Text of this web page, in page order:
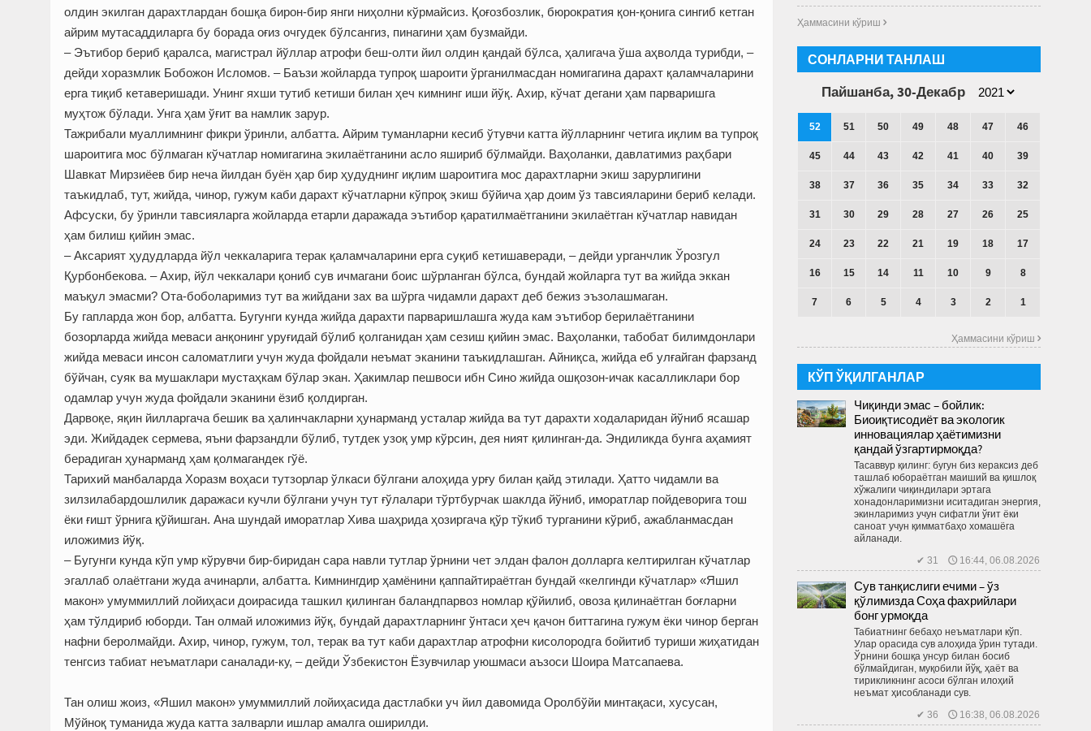
олдин экилган дарахтлардан бошқа бирон-бир янги ниҳолни кўрмайсиз. Қоғозбозлик, бюрократия қон-қонига сингиб кетган
айрим мутасаддиларга бу борада оғиз очгудек бўлсангиз, пинагини ҳам бузмайди.
– Эътибор бериб қаралса, магистрал йўллар атрофи беш-олти йил олдин қандай бўлса, ҳалигача ўша аҳволда турибди, –
дейди хоразмлик Бобожон Исломов. – Баъзи жойларда тупроқ шароити ўрганилмасдан номигагина дарахт қаламчаларини
ерга тиқиб кетаверишади. Унинг яхши тутиб кетиши билан ҳеч кимнинг иши йўқ. Ахир, кўчат дегани ҳам парваришга
муҳтож бўлади. Унга ҳам ўғит ва намлик зарур.
Тажрибали муаллимнинг фикри ўринли, албатта. Айрим туманларни кесиб ўтувчи катта йўлларнинг четига иқлим ва тупроқ
шароитига мос бўлмаган кўчатлар номигагина экилаётганини асло яшириб бўлмайди. Ваҳоланки, давлатимиз раҳбари
Шавкат Мирзиёев бир неча йилдан буён ҳар бир ҳудуднинг иқлим шароитига мос дарахтларни экиш зарурлигини
таъкидлаб, тут, жийда, чинор, гужум каби дарахт кўчатларни кўпроқ экиш бўйича ҳар доим ўз тавсияларини бериб келади.
Афсуски, бу ўринли тавсияларга жойларда етарли даражада эътибор қаратилмаётганини экилаётган кўчатлар навидан
ҳам билиш қийин эмас.
– Аксарият ҳудудларда йўл чеккаларига терак қаламчаларини ерга суқиб кетишаверади, – дейди урганчлик Ўрозгул
Қурбонбекова. – Ахир, йўл чеккалари қониб сув ичмагани боис шўрланган бўлса, бундай жойларга тут ва жийда эккан
маъқул эмасми? Ота-боболаримиз тут ва жийдани зах ва шўрга чидамли дарахт деб бежиз эъзолашмаган.
Бу гапларда жон бор, албатта. Бугунги кунда жийда дарахти парваришлашга жуда кам эътибор берилаётганини
бозорларда жийда меваси анқонинг уруғидай бўлиб қолганидан ҳам сезиш қийин эмас. Ваҳоланки, табобат билимдонлари
жийда меваси инсон саломатлиги учун жуда фойдали неъмат эканини таъкид­лашган. Айниқса, жийда еб улғайган фарзанд
бўйчан, суяк ва мушаклари мустаҳкам бўлар экан. Ҳакимлар пешвоси ибн Сино жийда ошқозон-ичак касалликлари бор
одамлар учун жуда фойдали эканини ёзиб қолдирган.
Дарвоқе, яқин йилларгача бешик ва ҳалинчакларни ҳунарманд усталар жийда ва тут дарахти ходаларидан йўниб ясашар
эди. Жийдадек сермева, яъни фарзандли бўлиб, тутдек узоқ умр кўрсин, дея ният қилинган-да. Эндиликда бунга аҳамият
берадиган ҳунарманд ҳам қолмагандек гўё.
Тарихий манбаларда Хоразм воҳаси тутзорлар ўлкаси бўлгани алоҳида урғу билан қайд этилади. Ҳатто чидамли ва
зилзилабардошлилик даражаси кучли бўлгани учун тут ғўлалари тўртбурчак шаклда йўниб, иморатлар пойдеворига тош
ёки ғишт ўрнига қўйишган. Ана шундай иморатлар Хива шаҳрида ҳозиргача қўр тўкиб турганини кўриб, ажабланмасдан
иложимиз йўқ.
– Бугунги кунда кўп умр кўрувчи бир-биридан сара навли тутлар ўрнини чет элдан фалон долларга келтирилган кўчатлар
эгаллаб олаётгани жуда ачинарли, албатта. Кимнингдир ҳамёнини қаппайтираётган бундай «келгинди кўчатлар» «Яшил
макон» умуммиллий лойиҳаси доирасида ташкил қилинган баландпарвоз номлар қўйилиб, овоза қилинаётган боғларни
ҳам тўлдириб юборди. Тан олмай иложимиз йўқ, бундай дарахтларнинг ўнтаси ҳеч қачон биттагина гужум ёки чинор берган
нафни беролмайди. Ахир, чинор, гужум, тол, терак ва тут каби дарахтлар атрофни кисолородга бойитиб туриши жиҳатидан
тенгсиз табиат неъматлари саналади-ку, – дейди Ўзбекистон Ёзувчилар уюшмаси аъзоси Шоира Матсапаева.
Тан олиш жоиз, «Яшил макон» умуммиллий лойиҳасида дастлабки уч йил давомида Оролбўйи минтақаси, хусусан,
Мўйноқ туманида жуда катта залварли ишлар амалга оширилди.
Ҳаммасини кўриш 
СОНЛАРНИ ТАНЛАШ
Пайшанба, 30-Декабр
52 51 50 49 48 47 46
45 44 43 42 41 40 39
38 37 36 35 34 33 32
31 30 29 28 27 26 25
24 23 22 21 19 18 17
16 15 14 11 10 9 8
7 6 5 4 3 2 1
Ҳаммасини кўриш 
КЎП ЎҚИЛГАНЛАР
Чиқинди эмас – бойлик:
Биоиқтисодиёт ва экологик
инновациялар ҳаётимизни
қандай ўзгартирмоқда?
Тасаввур қилинг: бугун биз кераксиз деб
ташлаб юбораётган маиший ва қиш­лоқ
хўжалиги чиқиндилари эртага
хонадонларимизни иситадиган энергия,
экинларимиз учун сифатли ўғит ёки
саноат учун қимматбаҳо хомашёга
айланади.
✔ 31 🕔 16:44, 06.08.2026
Сув танқислиги ечими – ўз
қўлимизда Соҳа фахрийлари
бонг урмоқда
Табиатнинг бебаҳо неъматлари кўп.
Улар орасида сув алоҳида ўрин тутади.
Ўрнини бошқа унсур билан босиб
бўлмайдиган, муқобили йўқ, ҳаёт ва
тирикликнинг асоси бўлган илоҳий
неъмат ҳисобланади сув.
✔ 36 🕔 16:38, 06.08.2026